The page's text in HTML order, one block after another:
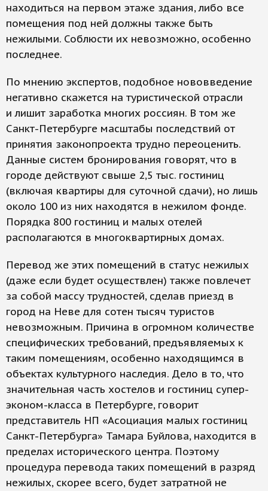
находиться на первом этаже здания, либо все
помещения под ней должны также быть
нежилыми. Соблюсти их невозможно, особенно
последнее.
По мнению экспертов, подобное нововведение
негативно скажется на туристической отрасли
и лишит заработка многих россиян. В том же
Санкт-Петербурге масштабы последствий от
принятия законопроекта трудно переоценить.
Данные систем бронирования говорят, что в
городе действуют свыше 2,5 тыс. гостиниц
(включая квартиры для суточной сдачи), но лишь
около 100 из них находятся в нежилом фонде.
Порядка 800 гостиниц и малых отелей
располагаются в многоквартирных домах.
Перевод же этих помещений в статус нежилых
(даже если будет осуществлен) также повлечет
за собой массу трудностей, сделав приезд в
город на Неве для сотен тысяч туристов
невозможным. Причина в огромном количестве
специфических требований, предъявляемых к
таким помещениям, особенно находящимся в
объектах культурного наследия. Дело в то, что
значительная часть хостелов и гостиниц супер-
эконом-класса в Петербурге, говорит
представитель НП «Асоциация малых гостиниц
Санкт-Петербурга» Тамара Буйлова, находится в
пределах исторического центра. Поэтому
процедура перевода таких помещений в разряд
нежилых, скорее всего, будет затратной не